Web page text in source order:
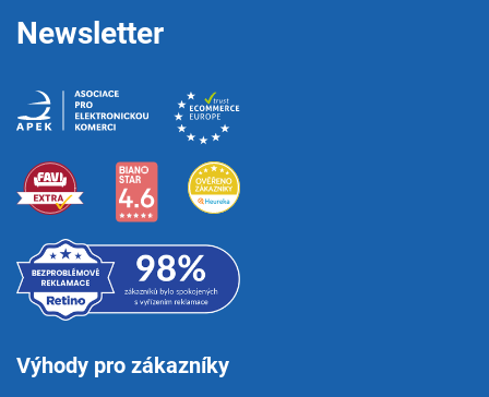
Newsletter
Výhody pro zákazníky